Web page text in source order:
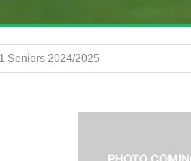
Seniors 2024/2025